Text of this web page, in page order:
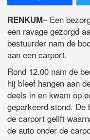
RENKUM– Een
een ravage gezorgd
bestuurder nam de
aan een carport.
Rond 12.00 nam de
hij bleef hangen aan
deels in en kwam op
geparkeerd stond. De
de carport gelift
de auto onder de